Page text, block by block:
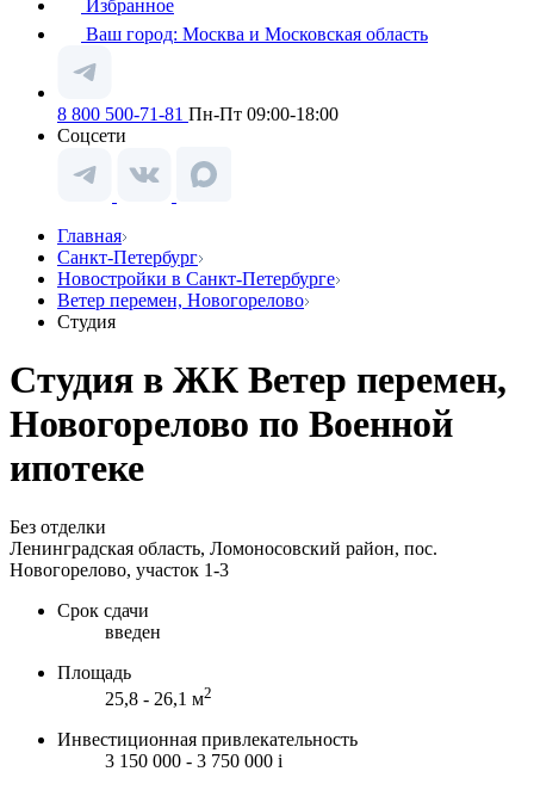
Избранное
Ваш город: Москва и Московская область
8 800 500-71-81 Пн-Пт 09:00-18:00
Соцсети
Главная
Санкт-Петербург
Новостройки в Санкт-Петербурге
Ветер перемен, Новогорелово
Студия
Студия в ЖК Ветер перемен,
Новогорелово по Военной
ипотеке
Без отделки
Ленинградская область, Ломоносовский район, пос.
Новогорелово, участок 1-3
Срок сдачи
введен
Площадь
25,8 - 26,1 м2
Инвестиционная привлекательность
3 150 000 - 3 750 000 i